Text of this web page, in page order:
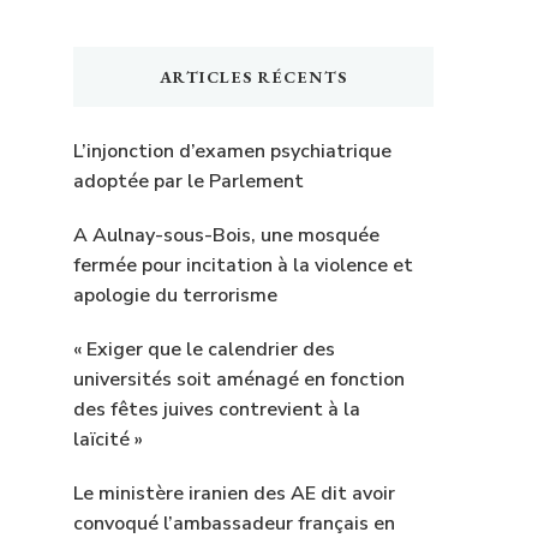
ARTICLES RÉCENTS
L’injonction d’examen psychiatrique
adoptée par le Parlement
A Aulnay-sous-Bois, une mosquée
fermée pour incitation à la violence et
apologie du terrorisme
« Exiger que le calendrier des
universités soit aménagé en fonction
des fêtes juives contrevient à la
laïcité »
Le ministère iranien des AE dit avoir
convoqué l’ambassadeur français en